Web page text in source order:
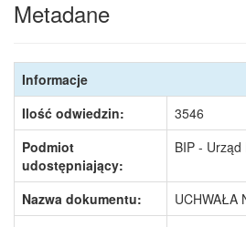
Metadane
Informacje
Ilość odwiedzin:
3546
Podmiot
udostępniający:
BIP -
Nazwa dokumentu:
UCHWAŁA